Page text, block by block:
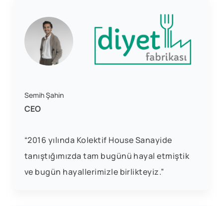
Semih Şahin
CEO
“2016 yılında Kolektif House Sanayide
tanıştığımızda tam bugünü hayal etmiştik
ve bugün hayallerimizle birlikteyiz.”